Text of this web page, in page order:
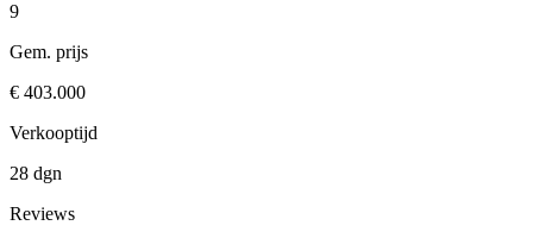
9
Gem. prijs
€ 403.000
Verkooptijd
28 dgn
Reviews